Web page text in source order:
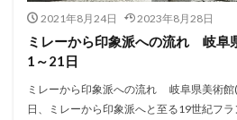
2021年8月24日 2023年8月28日
ミレーから印象派への流れ 岐
1～21日
ミレーから印象派への流れ 岐阜県美術
日、ミレーから印象派へと至る19世紀フ